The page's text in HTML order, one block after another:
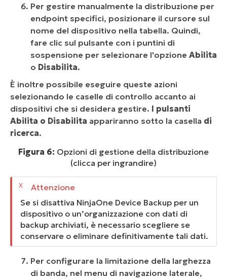
Per gestire manualmente la distribuzione per
endpoint specifici, posizionare il cursore sul
nome del dispositivo nella tabella. Quindi,
fare clic sul pulsante con i puntini di
sospensione per selezionare l'opzione Abilita
o Disabilita.
È inoltre possibile eseguire queste azioni
selezionando le caselle di controllo accanto ai
dispositivi che si desidera gestire. I pulsanti
Abilita o Disabilita appariranno sotto la casella di
ricerca.
Figura 6: Opzioni di gestione della distribuzione
(clicca per ingrandire)
Se si disattiva NinjaOne Device Backup per un
dispositivo o un’organizzazione con dati di
backup archiviati, è necessario scegliere se
conservare o eliminare definitivamente tali dati.
Per configurare la limitazione della larghezza
di banda, nel menu di navigazione laterale,